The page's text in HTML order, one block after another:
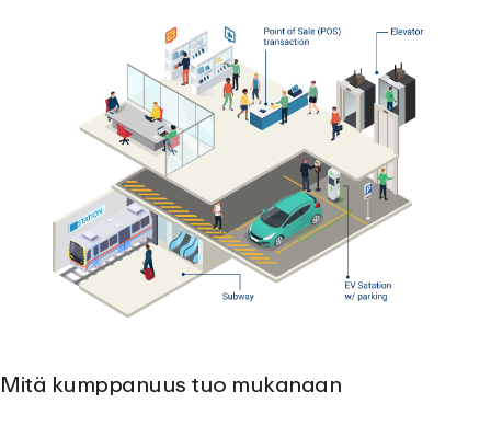
Mitä kumppanuus tuo mukanaan